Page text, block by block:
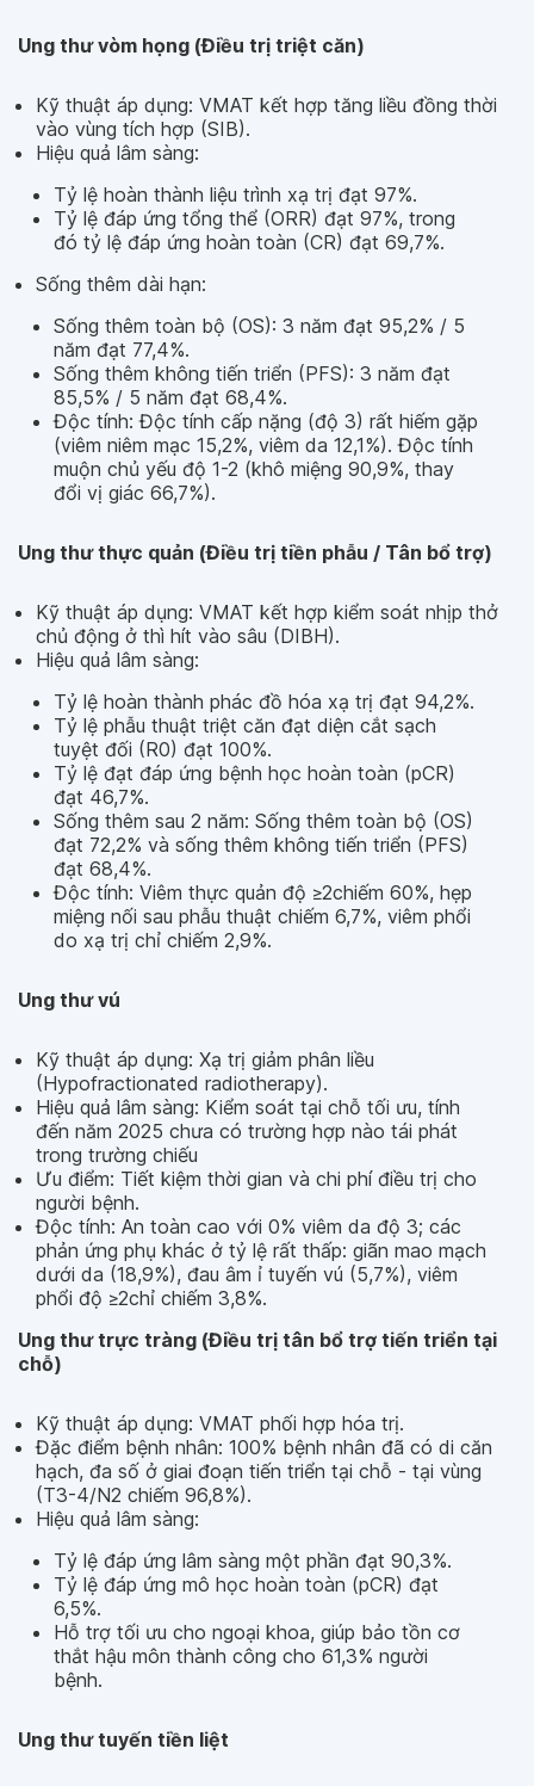
Ung thư vòm họng (Điều trị triệt căn)
Kỹ thuật áp dụng: VMAT kết hợp tăng liều đồng thời
vào vùng tích hợp (SIB).
Hiệu quả lâm sàng:
Tỷ lệ hoàn thành liệu trình xạ trị đạt 97%.
Tỷ lệ đáp ứng tổng thể (ORR) đạt 97%, trong
đó tỷ lệ đáp ứng hoàn toàn (CR) đạt 69,7%.
Sống thêm dài hạn:
Sống thêm toàn bộ (OS): 3 năm đạt 95,2% / 5
năm đạt 77,4%.
Sống thêm không tiến triển (PFS): 3 năm đạt
85,5% / 5 năm đạt 68,4%.
Độc tính: Độc tính cấp nặng (độ 3) rất hiếm gặp
(viêm niêm mạc 15,2%, viêm da 12,1%). Độc tính
muộn chủ yếu độ 1-2 (khô miệng 90,9%, thay
đổi vị giác 66,7%).
Ung thư thực quản (Điều trị tiền phẫu / Tân bổ trợ)
Kỹ thuật áp dụng: VMAT kết hợp kiểm soát nhịp thở
chủ động ở thì hít vào sâu (DIBH).
Hiệu quả lâm sàng:
Tỷ lệ hoàn thành phác đồ hóa xạ trị đạt 94,2%.
Tỷ lệ phẫu thuật triệt căn đạt diện cắt sạch
tuyệt đối (R0) đạt 100%.
Tỷ lệ đạt đáp ứng bệnh học hoàn toàn (pCR)
đạt 46,7%.
Sống thêm sau 2 năm: Sống thêm toàn bộ (OS)
đạt 72,2% và sống thêm không tiến triển (PFS)
đạt 68,4%.
Độc tính: Viêm thực quản độ ≥2chiếm 60%, hẹp
miệng nối sau phẫu thuật chiếm 6,7%, viêm phổi
do xạ trị chỉ chiếm 2,9%.
Ung thư vú
Kỹ thuật áp dụng: Xạ trị giảm phân liều
(Hypofractionated radiotherapy).
Hiệu quả lâm sàng: Kiểm soát tại chỗ tối ưu, tính
đến năm 2025 chưa có trường hợp nào tái phát
trong trường chiếu
Ưu điểm: Tiết kiệm thời gian và chi phí điều trị cho
người bệnh.
Độc tính: An toàn cao với 0% viêm da độ 3; các
phản ứng phụ khác ở tỷ lệ rất thấp: giãn mao mạch
dưới da (18,9%), đau âm ỉ tuyến vú (5,7%), viêm
phổi độ ≥2chỉ chiếm 3,8%.
Ung thư trực tràng (Điều trị tân bổ trợ tiến triển tại
chỗ)
Kỹ thuật áp dụng: VMAT phối hợp hóa trị.
Đặc điểm bệnh nhân: 100% bệnh nhân đã có di căn
hạch, đa số ở giai đoạn tiến triển tại chỗ - tại vùng
(T3-4/N2 chiếm 96,8%).
Hiệu quả lâm sàng:
Tỷ lệ đáp ứng lâm sàng một phần đạt 90,3%.
Tỷ lệ đáp ứng mô học hoàn toàn (pCR) đạt
6,5%.
Hỗ trợ tối ưu cho ngoại khoa, giúp bảo tồn cơ
thắt hậu môn thành công cho 61,3% người
bệnh.
Ung thư tuyến tiền liệt